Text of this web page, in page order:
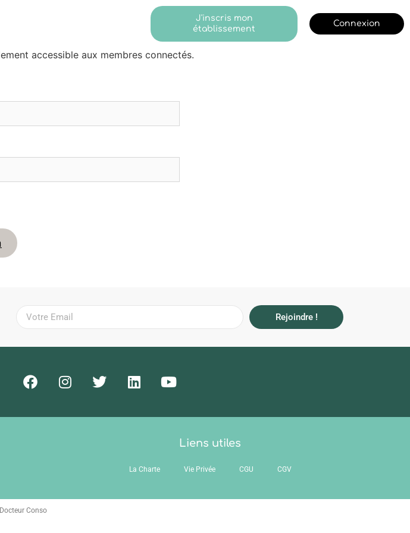
J'inscris mon
établissement
Connexion
accessible aux membres connectés.
Rejoindre !
Liens utiles
La Charte Vie Privée CGU CGV
Conso